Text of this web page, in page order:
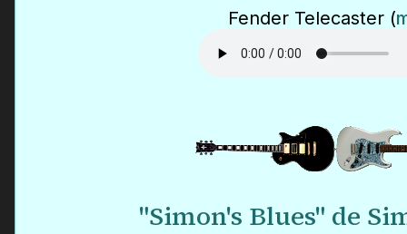
Fender Telecaster (
"Simon's Blues" de